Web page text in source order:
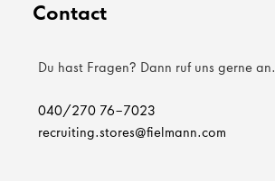
Contact
Du hast Fragen? Dann ruf uns gerne an.
040/270 76-7023
recruiting.stores@fielmann.com